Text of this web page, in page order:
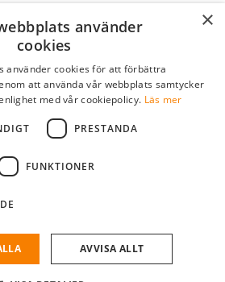
till ditt företag.
×
använder
cookies
använder cookies för att förbättra
att använda vår webbplats samtycker
med vår cookiepolicy. Läs mer
PRESTANDA
FUNKTIONER
AVVISA ALLT